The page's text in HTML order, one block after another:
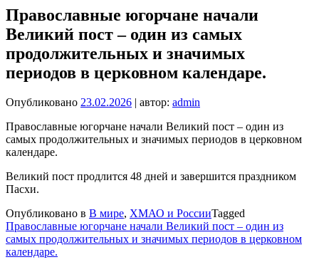
Православные югорчане начали
Великий пост – один из самых
продолжительных и значимых
периодов в церковном календаре.
Опубликовано 23.02.2026 | автор: admin
Православные югорчане начали Великий пост – один из
самых продолжительных и значимых периодов в церковном
календаре.
Великий пост продлится 48 дней и завершится праздником
Пасхи.
Опубликовано в В мире, ХМАО и РоссииTagged
Православные югорчане начали Великий пост – один из
самых продолжительных и значимых периодов в церковном
календаре.